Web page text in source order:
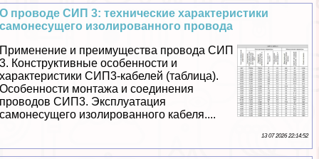
О проводе СИП 3: технические хаpaктеристики
самонесущего изолированного провода
Применение и преимущества провода СИП
3. Конструктивные особенности и
хаpaктеристики СИП3-кабелей (таблица).
Особенности монтажа и соединения
проводов СИП3. Эксплуатация
самонесущего изолированного кабеля....
13 07 2026 22:14:52